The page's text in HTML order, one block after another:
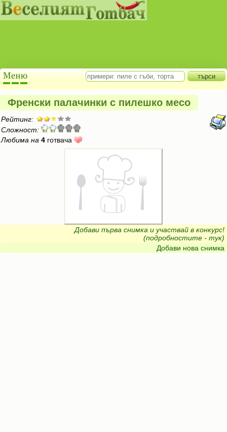
Френски палачинки с пилешко месо
Рейтинг:
Сложност:
Любима на 4 готвача
Добави първа снимка и участвай в конкурс!
(подробностите - тук)
Добави нова снимка